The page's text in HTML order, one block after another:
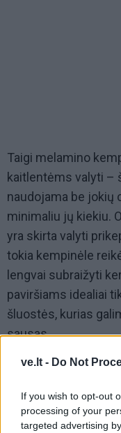
ve.lt - Do Not
If you wish to opt-out
processing of your
targeted advertising
Taigi melamino
kaitlentėms valyti –
naudojama be jokių
minimaliu jų kiekiu.
yra skirta valyti
tokia kempinėle
lengvai subraižyti
paviršiams idealiai
šluostės, kurias
sausas.
Jau daugelį metų
veidrodžius.
nereikia naudoti